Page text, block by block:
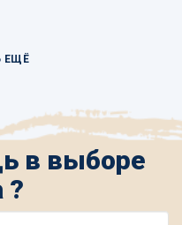
ЕЩЁ
в выборе
?